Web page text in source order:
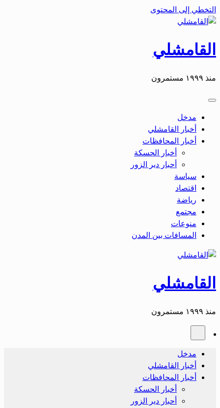
التخطي إلى المحتوى
القامشلي
منذ ١٩٩٩ مستمرون
مدخل
أخبار القامشلي
أخبار المحافظات
أخبار الحسكة
أحبار دير الزور
سياسة
اقتصاد
رياضة
مجتمع
منوعات
المسافات بين المدن
القامشلي
منذ ١٩٩٩ مستمرون
مدخل
أخبار القامشلي
أخبار المحافظات
أخبار الحسكة
أحبار دير الزور